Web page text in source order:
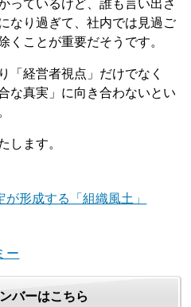
っているけど、誰も言い出さ
なり過ぎて、社内では見過ご
くことが重要だそうです。
「経営者視点」だけでなく
な真実」に向き合わないとい
します。
形成する「組織風土」
ー
バーはこちら